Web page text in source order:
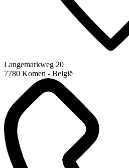
Langemarkweg 20
7780 Komen - België